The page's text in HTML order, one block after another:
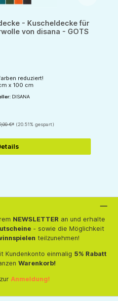
- Kuscheldecke für
von disana - GOTS
reduziert!
x 100 cm
DISANA
€* (20.51% gespart)
NEWSLETTER an und erhalte
- sowie die Möglichkeit
teilzunehmen!
Kundenkonto einmalig 5% Rabatt
Warenkorb!
Anmeldung!